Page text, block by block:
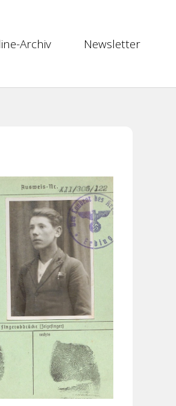
Archiv Newsletter